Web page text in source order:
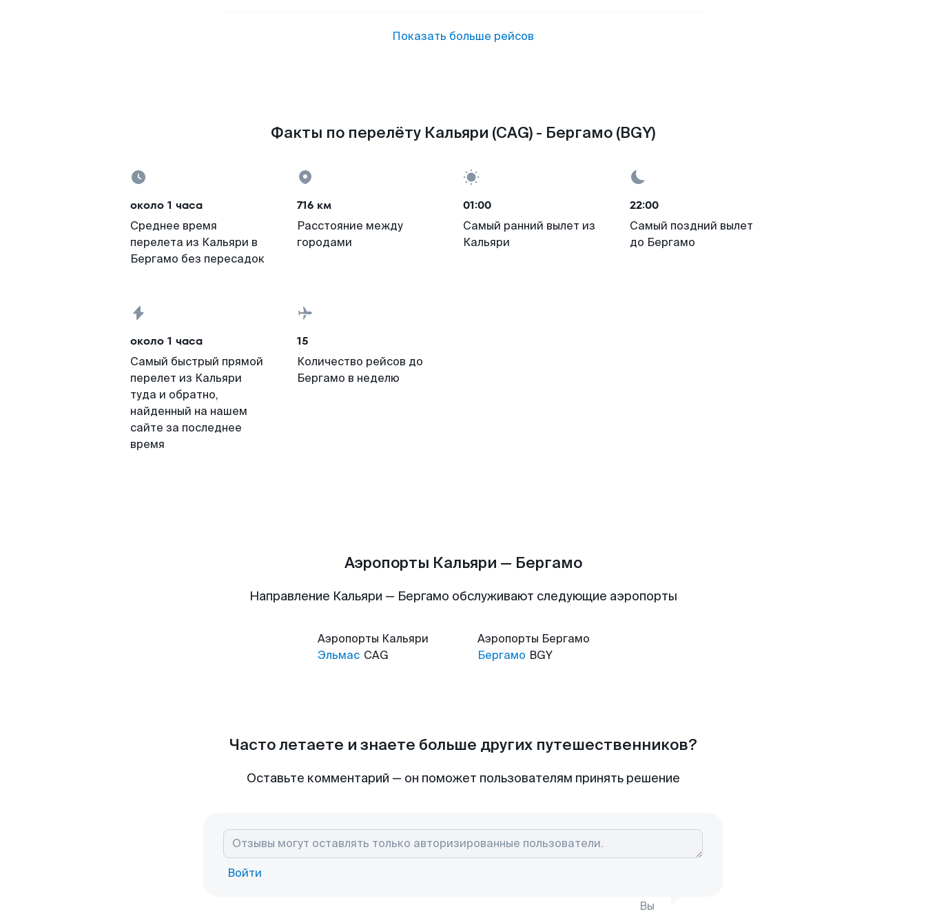
Показать больше рейсов
Факты по перелёту Кальяри (CAG) - Бергамо (BGY)
около 1 часа
Среднее время
перелета из Кальяри в
Бергамо без пересадок
716 км
Расстояние между
городами
01:00
Самый ранний вылет из
Кальяри
22:00
Самый поздний вылет
до Бергамо
около 1 часа
Самый быстрый прямой
перелет из Кальяри
туда и обратно,
найденный на нашем
сайте за последнее
время
15
Количество рейсов до
Бергамо в неделю
Аэропорты Кальяри — Бергамо
Направление Кальяри — Бергамо обслуживают следующие аэропорты
Аэропорты Кальяри
Эльмас CAG
Аэропорты Бергамо
Бергамо BGY
Часто летаете и знаете больше других путешественников?
Оставьте комментарий — он поможет пользователям принять решение
Войти
Вы